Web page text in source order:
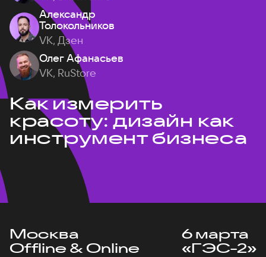
Александр
Толокольников
VK, Дзен
Олег Афанасьев
VK, RuStore
Как измерить
красоту: дизайн как
инструмент бизнеса
Москва
Offline & Online
6 марта
«ГЭС-2»